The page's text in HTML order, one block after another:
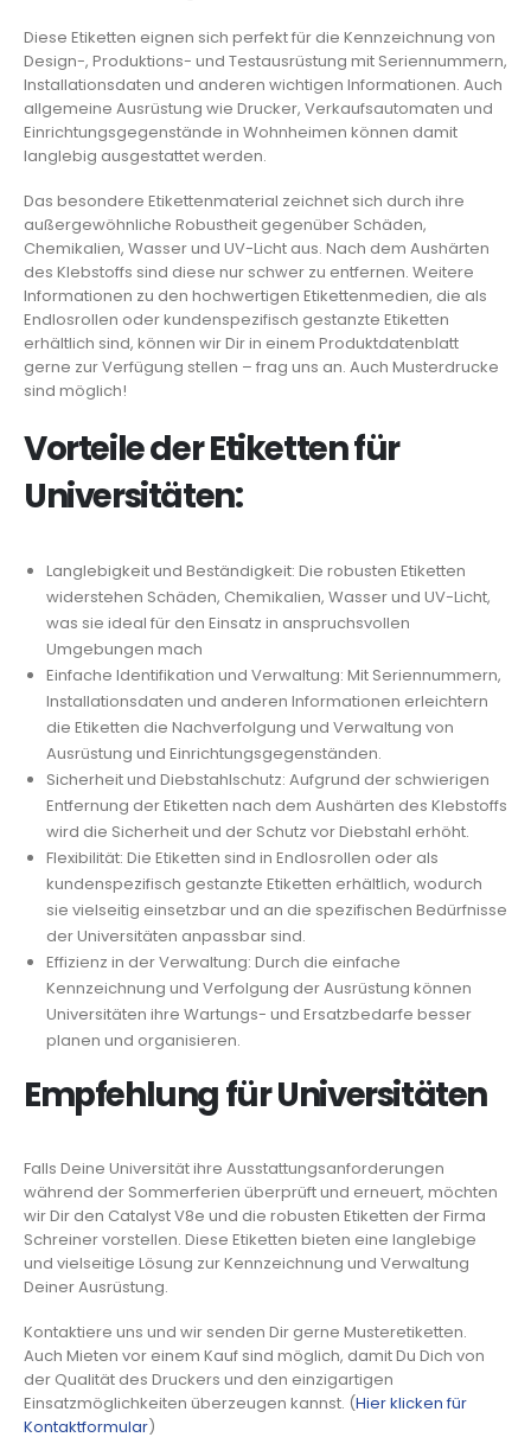
Diese Etiketten eignen sich perfekt für die Kennzeichnung von
Design-, Produktions- und Testausrüstung mit Seriennummern,
Installationsdaten und anderen wichtigen Informationen. Auch
allgemeine Ausrüstung wie Drucker, Verkaufsautomaten und
Einrichtungsgegenstände in Wohnheimen können damit
langlebig ausgestattet werden.
Das besondere Etikettenmaterial zeichnet sich durch ihre
außergewöhnliche Robustheit gegenüber Schäden,
Chemikalien, Wasser und UV-Licht aus. Nach dem Aushärten
des Klebstoffs sind diese nur schwer zu entfernen. Weitere
Informationen zu den hochwertigen Etikettenmedien, die als
Endlosrollen oder kundenspezifisch gestanzte Etiketten
erhältlich sind, können wir Dir in einem Produktdatenblatt
gerne zur Verfügung stellen – frag uns an. Auch Musterdrucke
sind möglich!
Vorteile der Etiketten für
Universitäten:
Langlebigkeit und Beständigkeit: Die robusten Etiketten
widerstehen Schäden, Chemikalien, Wasser und UV-Licht,
was sie ideal für den Einsatz in anspruchsvollen
Umgebungen mach
Einfache Identifikation und Verwaltung: Mit Seriennummern,
Installationsdaten und anderen Informationen erleichtern
die Etiketten die Nachverfolgung und Verwaltung von
Ausrüstung und Einrichtungsgegenständen.
Sicherheit und Diebstahlschutz: Aufgrund der schwierigen
Entfernung der Etiketten nach dem Aushärten des Klebstoffs
wird die Sicherheit und der Schutz vor Diebstahl erhöht.
Flexibilität: Die Etiketten sind in Endlosrollen oder als
kundenspezifisch gestanzte Etiketten erhältlich, wodurch
sie vielseitig einsetzbar und an die spezifischen Bedürfnisse
der Universitäten anpassbar sind.
Effizienz in der Verwaltung: Durch die einfache
Kennzeichnung und Verfolgung der Ausrüstung können
Universitäten ihre Wartungs- und Ersatzbedarfe besser
planen und organisieren.
Empfehlung für Universitäten
Falls Deine Universität ihre Ausstattungsanforderungen
während der Sommerferien überprüft und erneuert, möchten
wir Dir den Catalyst V8e und die robusten Etiketten der Firma
Schreiner vorstellen. Diese Etiketten bieten eine langlebige
und vielseitige Lösung zur Kennzeichnung und Verwaltung
Deiner Ausrüstung.
Kontaktiere uns und wir senden Dir gerne Musteretiketten.
Auch Mieten vor einem Kauf sind möglich, damit Du Dich von
der Qualität des Druckers und den einzigartigen
Einsatzmöglichkeiten überzeugen kannst. (Hier klicken für
Kontaktformular)